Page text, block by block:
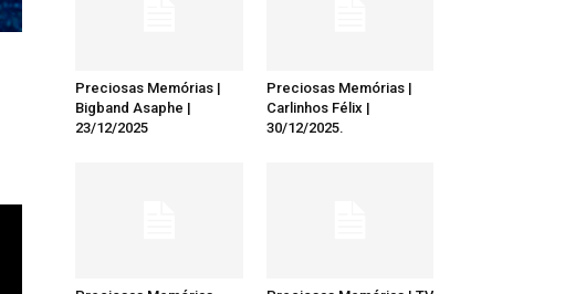
Preciosas Memórias |
Bigband Asaphe |
23/12/2025
Preciosas Memórias |
Carlinhos Félix |
30/12/2025.